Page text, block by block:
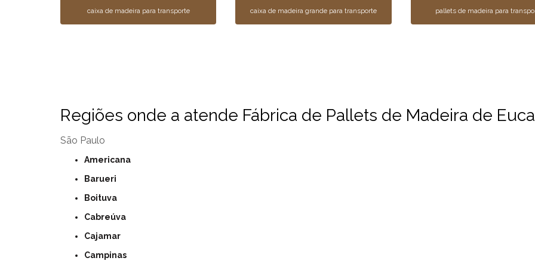
caixa de madeira para transporte caixa de madeira grande para transporte pallets de madeira para
Regiões onde a atende Fábrica de Pallets de Madeira de
São Paulo
Americana
Barueri
Boituva
Cabreúva
Cajamar
Campinas